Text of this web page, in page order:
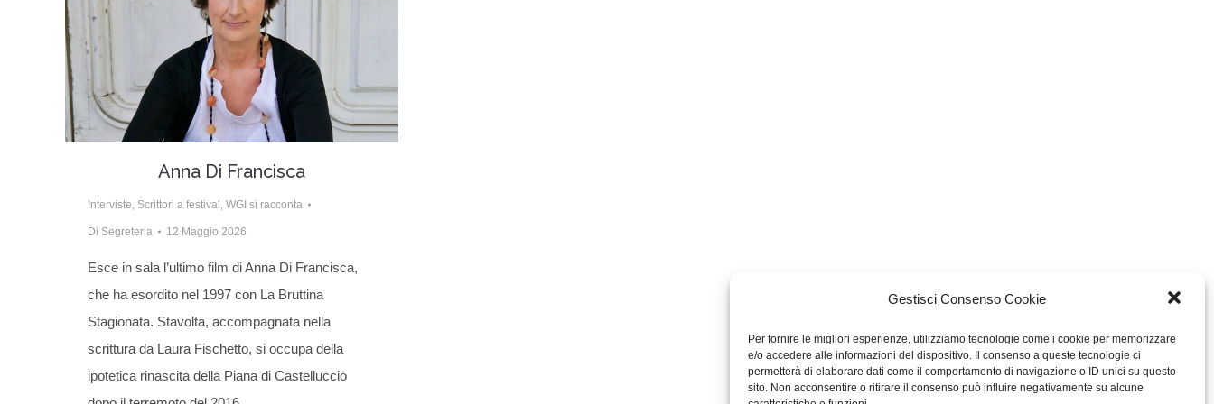
Gestisci Consenso Cookie
Per fornire le migliori esperienze, utilizziamo tecnologie come i cookie per memorizzare
e/o accedere alle informazioni del dispositivo. Il consenso a queste tecnologie ci
permetterà di elaborare dati come il comportamento di navigazione o ID unici su questo
sito. Non acconsentire o ritirare il consenso può influire negativamente su alcune
Anna Di Francisca
Interviste, Scrittori a festival , WGI si racconta
Di Segreteria 12 Maggio 2026
Esce in sala l’ultimo film di Anna Di Francisca,
che ha esordito nel 1997 con La Bruttina
Stagionata. Stavolta, accompagnata nella
scrittura da Laura Fischetto, si occupa della
ipotetica rinascita della Piana di Castelluccio